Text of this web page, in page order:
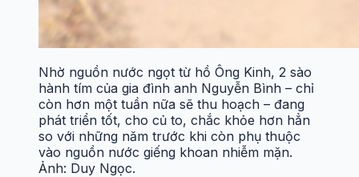
Nhờ nguồn nước ngọt từ hồ Ông Kinh, 2 sào
hành tím của gia đình anh Nguyễn Bình – chỉ
còn hơn một tuần nữa sẽ thu hoạch – đang
phát triển tốt, cho củ to, chắc khỏe hơn hẳn
so với những năm trước khi còn phụ thuộc
vào nguồn nước giếng khoan nhiễm mặn.
Ảnh: Duy Ngọc.